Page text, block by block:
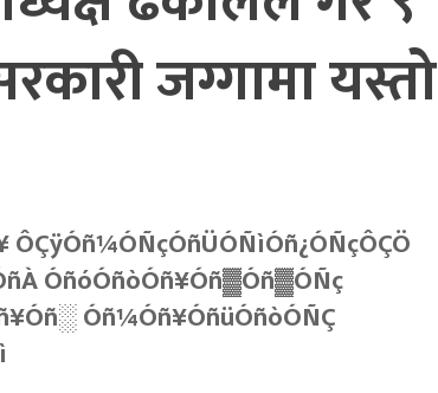
जग्गामा यस्तो
ÓñóÓñòÓñ¥Óñ▓Óñ▓ÓÑç
Óñ¼Óñ¥ÓñüÓñòÓÑÇ